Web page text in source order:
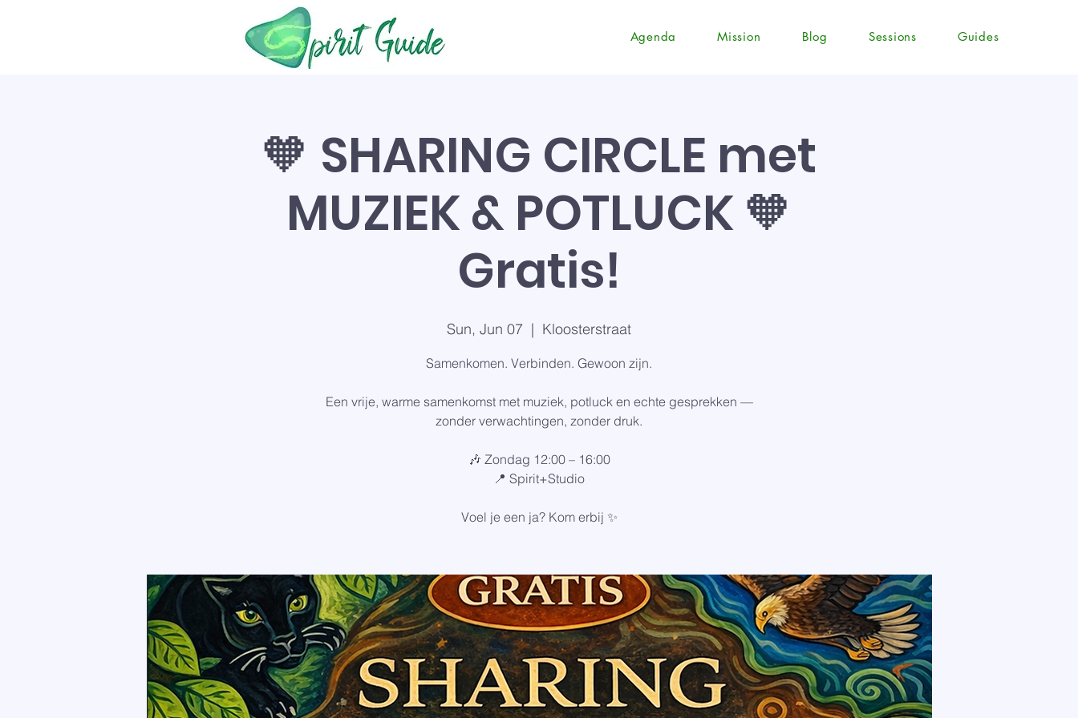
Agenda Mission Blog Sessions Guides
🧡 SHARING CIRCLE met
MUZIEK & POTLUCK 🧡
Gratis!
Sun, Jun 07
  |
Kloosterstraat
Samenkomen. Verbinden. Gewoon zijn.
Een vrije, warme samenkomst met muziek, potluck en echte gesprekken —
zonder verwachtingen, zonder druk.
🎶 Zondag 12:00 – 16:00
📍 Spirit+Studio
Voel je een ja? Kom erbij ✨